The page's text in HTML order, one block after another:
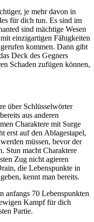
je mehr davon in
für dich tun. Es sind im
sind mächtige Wesen
einzigartigen Fähigkeiten
kommen. Dann gibt
Deck des Gegners
Schaden zufügen können,
über Schlüsselwörter
aus anderen
Charaktere mit Surge
erst auf den Ablagestapel,
müssen, bevor der
Stun macht Charaktere
Zug nicht agieren
die Lebenspunkte in
kennt man bereits.
anfangs 70 Lebenspunkten
Kampf für dich
Partie.